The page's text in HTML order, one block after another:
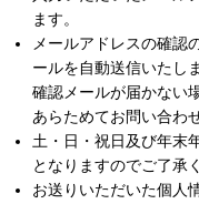
ます。
メールアドレスの確認
ールを自動送信いたし
確認メールが届かない
あらためてお問い合わ
土・日・祝日及び年末
となりますのでご了承
お送りいただいた個人